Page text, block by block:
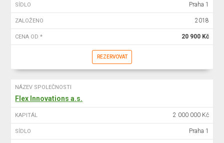
SÍDLO Praha 1
ZALOŽENO 2018
CENA OD * 20 900 Kč
REZERVOVAT
NÁZEV SPOLEČNOSTI
Flex Innovations a.s.
KAPITÁL 2 000 000 Kč
SÍDLO Praha 1